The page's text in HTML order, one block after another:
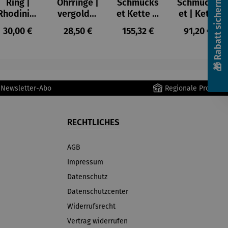
Ring |
t | 03
Bohemia
Regulärer Preis:
30,00 €
Ohrringe |
vergoldet
| 01
Bohemia
Regulärer Preis:
28,50 €
Schmucks
et Kette &
Ohrringe |
Rhodinier
Regulärer Preis:
155,32 €
Schmucks
et | Kette
& Ring &
Ohrringe
Regulärer
91,20 €
Abo Regionale Produkte
RECHTLICHES
AGB
Impressum
Datenschutz
Datenschutzcenter
Widerrufsrecht
Vertrag widerrufen
🎁 Rabatt sichern! 🎁